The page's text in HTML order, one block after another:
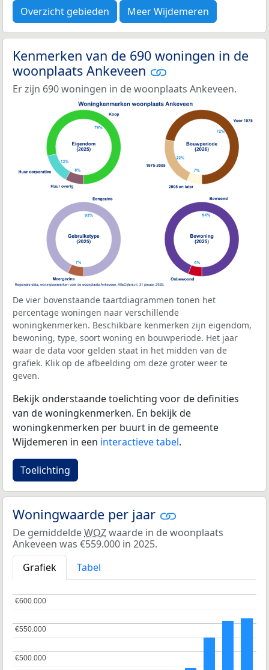
Overzicht gebieden Meer Wijdemeren
Kenmerken van de 690 woningen in de
woonplaats Ankeveen
Er zijn 690 woningen in de woonplaats Ankeveen.
De vier bovenstaande taartdiagrammen tonen het
percentage woningen naar verschillende
woningkenmerken. Beschikbare kenmerken zijn eigendom,
bewoning, type, soort woning en bouwperiode. Het jaar
waar de data voor gelden staat in het midden van de
grafiek. Klik op de afbeelding om deze groter weer te
geven.
Bekijk onderstaande toelichting voor de definities
van de woningkenmerken. En bekijk de
woningkenmerken per buurt in de gemeente
Wijdemeren in een interactieve tabel.
Toelichting
Woningwaarde per jaar
De gemiddeldeWOZwaarde in de woonplaats
Ankeveen was €559.000 in 2025.
Grafiek
Tabel
€500.000
€500.000
€550.000
€550.000
€600.000
€600.000